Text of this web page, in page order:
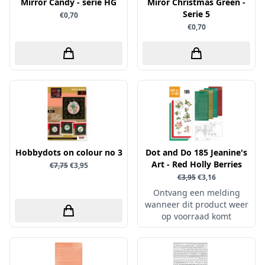
Canvas
Finger Wax
Potloden
Workshop
Hobbydots
Hobbyjournaal
Hobbyzine
Jalekro
Jeanines Art
JeJe
Joy & Noor
Juffrouw Muis
Lavinia
Lemon Craft
Lisa Horton - Crafts
schudmateriaal
Shiny details
Specialties
Stickers
Tekst, letters & cijfers
Tijdschrift
Tools
Washi - tape
€0,70
Serie 5
€0,70
Hobbydots on colour no 3
€7,75€3,95
Dot and Do 185 Jeanine's
Art - Red Holly Berries
€3,95€3,16
Ontvang een melding
wanneer dit product weer
op voorraad komt